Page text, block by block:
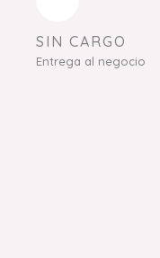
SIN CARGO
Entrega al negocio